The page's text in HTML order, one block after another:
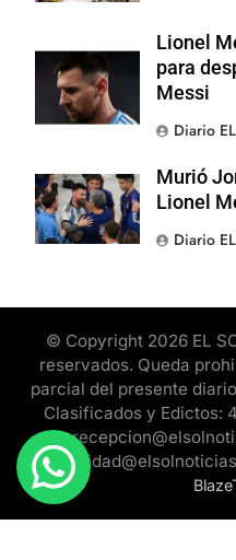
Lionel
para
Messi
Diario
Murió
Lionel
Diario
© Copyright 2026 EL
reservados. Queda
parcial del presente
Clasificados y Edictos: